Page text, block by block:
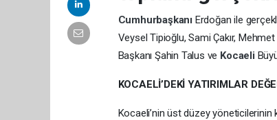
Cumhurbaşkanı Erdoğan ile
Veysel Tipioğlu, Sami Çakır,
Başkanı Şahin Talus ve Kocaeli
KOCAELİ’DEKİ YATIRIMLAR
Kocaeli’nin üst düzey yöneticilerinin